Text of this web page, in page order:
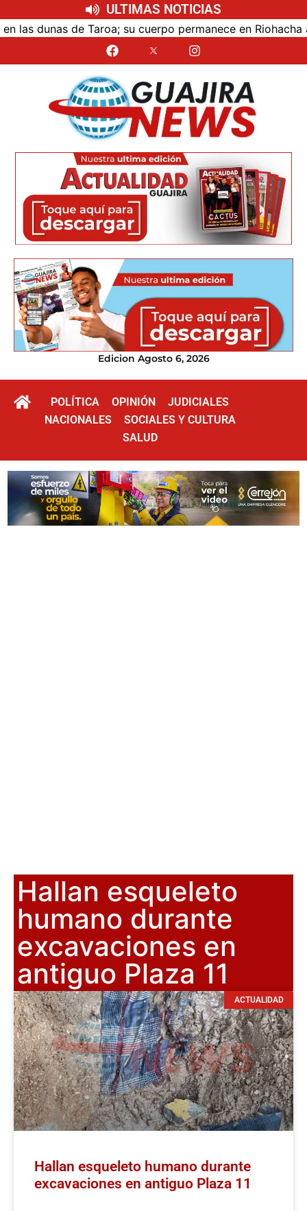
ULTIMAS NOTICIAS
de Taroa; su cuerpo permanece en Riohacha a la
Edicion Agosto 6, 2026
POLÍTICA OPINIÓN
JUDICIALES
NACIONALES
SOCIALES Y CULTURA
SALUD
Hallan esqueleto
humano durante
excavaciones en
antiguo Plaza 11
ACTUALIDAD
Hallan esqueleto humano durante
excavaciones en antiguo Plaza 11